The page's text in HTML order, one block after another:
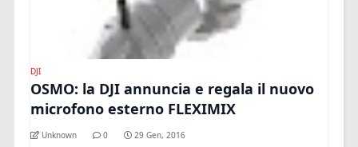
DJI
OSMO: la DJI annuncia e regala il nuovo
microfono esterno FLEXIMIX
Unknown 0 29 Gen, 2016